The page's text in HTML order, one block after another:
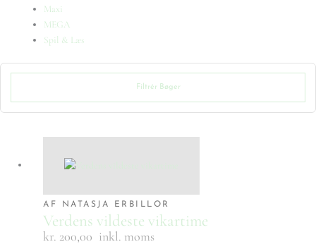
Maxi
MEGA
Spil & Læs
Filtrér Bøger
AF NATASJA ERBILLOR
Verdens vildeste vikartime
kr. 200,00 inkl. moms